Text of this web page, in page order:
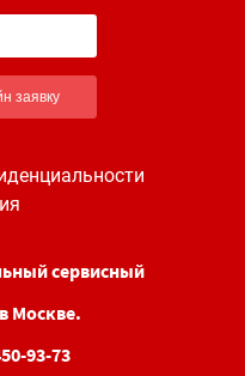
заявку
сервисный
Москве.
93-73